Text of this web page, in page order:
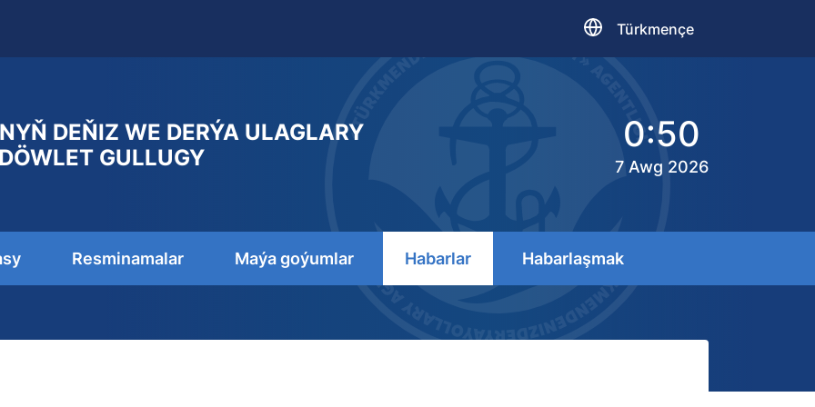
Türkmençe
DEŇIZ WE DERÝA ULAGLARY
GULLUGY
0:50
7 Awg 2026
Resminamalar Maýa goýumlar Habarlar Habarlaşmak